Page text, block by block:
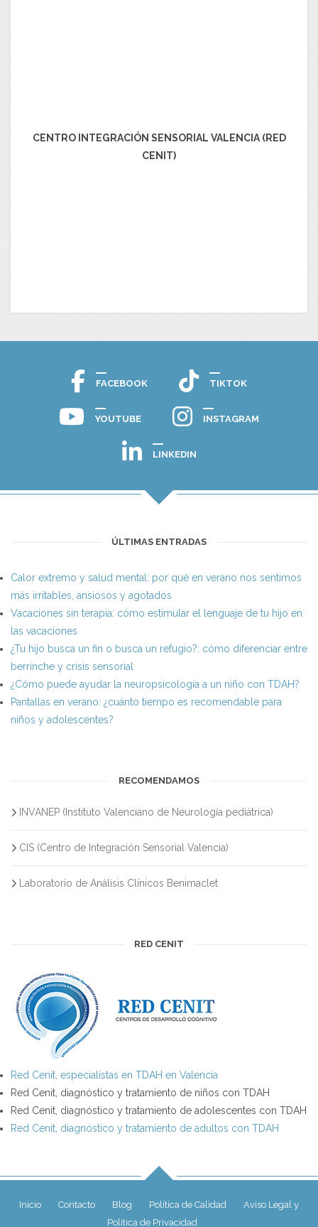
CENTRO INTEGRACIÓN SENSORIAL VALENCIA (RED
CENIT)
FACEBOOK TIKTOK
YOUTUBE INSTAGRAM
LINKEDIN
ÚLTIMAS ENTRADAS
Calor extremo y salud mental: por qué en verano nos sentimos
más irritables, ansiosos y agotados
Vacaciones sin terapia: cómo estimular el lenguaje de tu hijo en
las vacaciones
¿Tu hijo busca un fin o busca un refugio?: cómo diferenciar entre
berrinche y crisis sensorial
¿Cómo puede ayudar la neuropsicología a un niño con TDAH?
Pantallas en verano: ¿cuánto tiempo es recomendable para
niños y adolescentes?
RECOMENDAMOS
INVANEP (Instituto Valenciano de Neurología pediátrica)
CIS (Centro de Integración Sensorial Valencia)
Laboratorio de Análisis Clínicos Benimaclet
RED CENIT
Red Cenit, especialistas en TDAH en Valencia
Red Cenit, diagnóstico y tratamiento de niños con TDAH
Red Cenit, diagnóstico y tratamiento de adolescentes con TDAH
Red Cenit, diagnóstico y tratamiento de adultos con TDAH
Inicio Contacto Blog Política de Calidad
Aviso Legal y
Política de Privacidad